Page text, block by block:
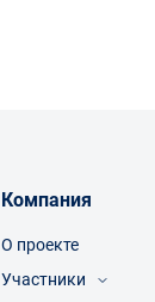
Компания
О проекте
Участники